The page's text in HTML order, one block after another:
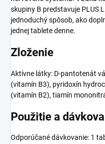
skupiny B predstavuje PLUS
jednoduchý spôsob, ako
jednej tablete denne.
Zloženie
Aktívne látky: D-pantotenát
(vitamín B3), pyridoxín
(vitamín B2), tiamín
Použitie a
Odporúčané dávkovanie: 1